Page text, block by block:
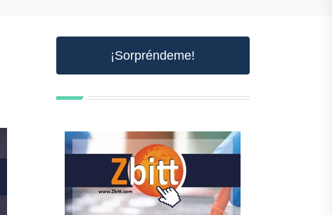
¡Sorpréndeme!